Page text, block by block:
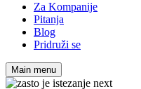
Za Kompanije
Pitanja
Blog
Pridruži se
Main menu